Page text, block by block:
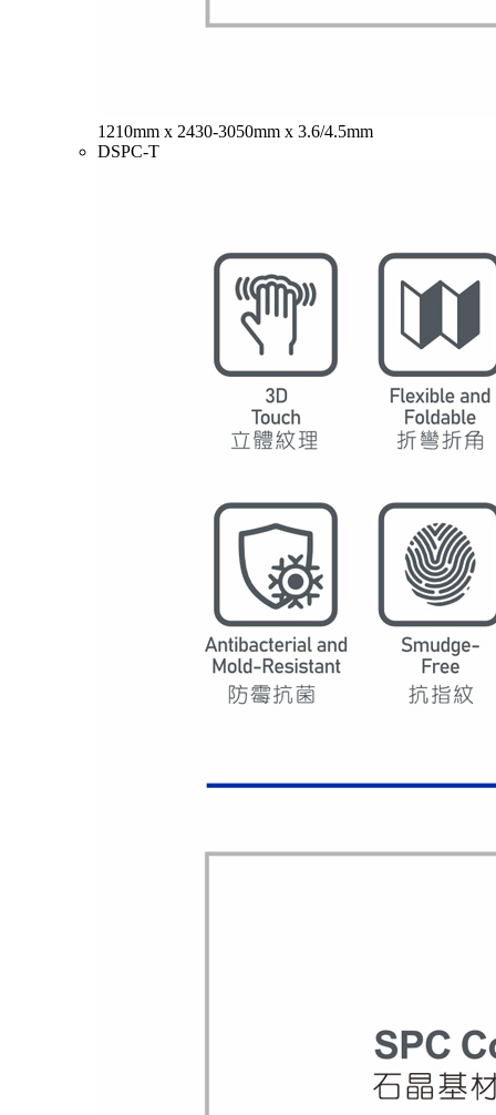
1210mm x 2430-3050mm x 3.6/4.5mm
DSPC-T